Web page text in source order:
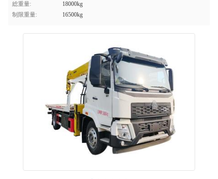
総重量:
18000kg
制限重量:
16500kg